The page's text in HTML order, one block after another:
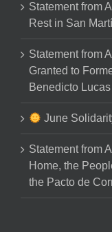
Statement from
Rest in San
Statement from
Granted to
Benedicto
June
Statement from
Home, the
the Pacto de